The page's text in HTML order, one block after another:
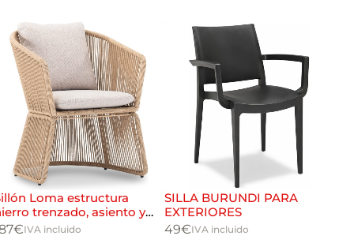
Loma estructura
trenzado, asiento y
en wicker trenzado
€IVA incluido
SILLA BURUNDI PARA
EXTERIORES
49€IVA incluido